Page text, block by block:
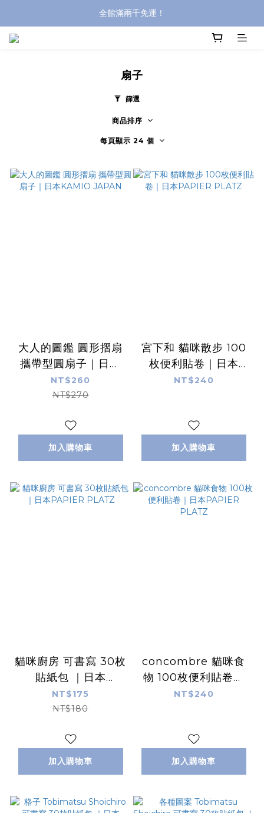
全館滿兩千免運！
登入購買，立即接收出貨通知
扇子
篩選
商品排序
每頁顯示 24 個
大人的圖鑑 圓形摺扇
攜帶型圓扇子｜日本
KAMIO JAPAN
NT$260
NT$270
加入購物車
宮下和 貓咪散步 100
枚便利貼卷｜日本
PAPIER PLATZ
NT$240
加入購物車
貓咪廚房 可書寫 30枚
貼紙包 ｜日本
PAPIER PLATZ
NT$175
NT$180
加入購物車
concombre 貓咪食
物 100枚便利貼卷｜
日本PAPIER PLATZ
NT$240
加入購物車